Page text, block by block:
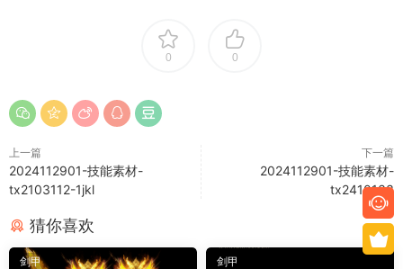
0 0
上一篇
2024112901-技能素材-
tx2103112-1jkl
下一篇
2024112901-技能素材-
tx2410133
猜你喜欢
剑甲 剑甲